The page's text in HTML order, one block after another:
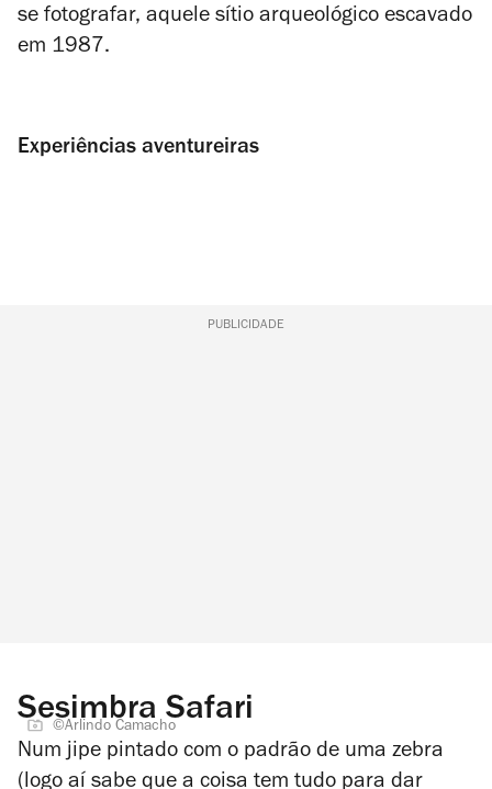
se fotografar, aquele sítio arqueológico escavado
em 1987.
Experiências aventureiras
PUBLICIDADE
Sesimbra Safari
©Arlindo Camacho
Num jipe pintado com o padrão de uma zebra
(logo aí sabe que a coisa tem tudo para dar